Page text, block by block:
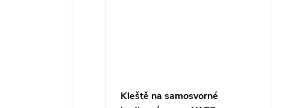
Kleště na samosvorné